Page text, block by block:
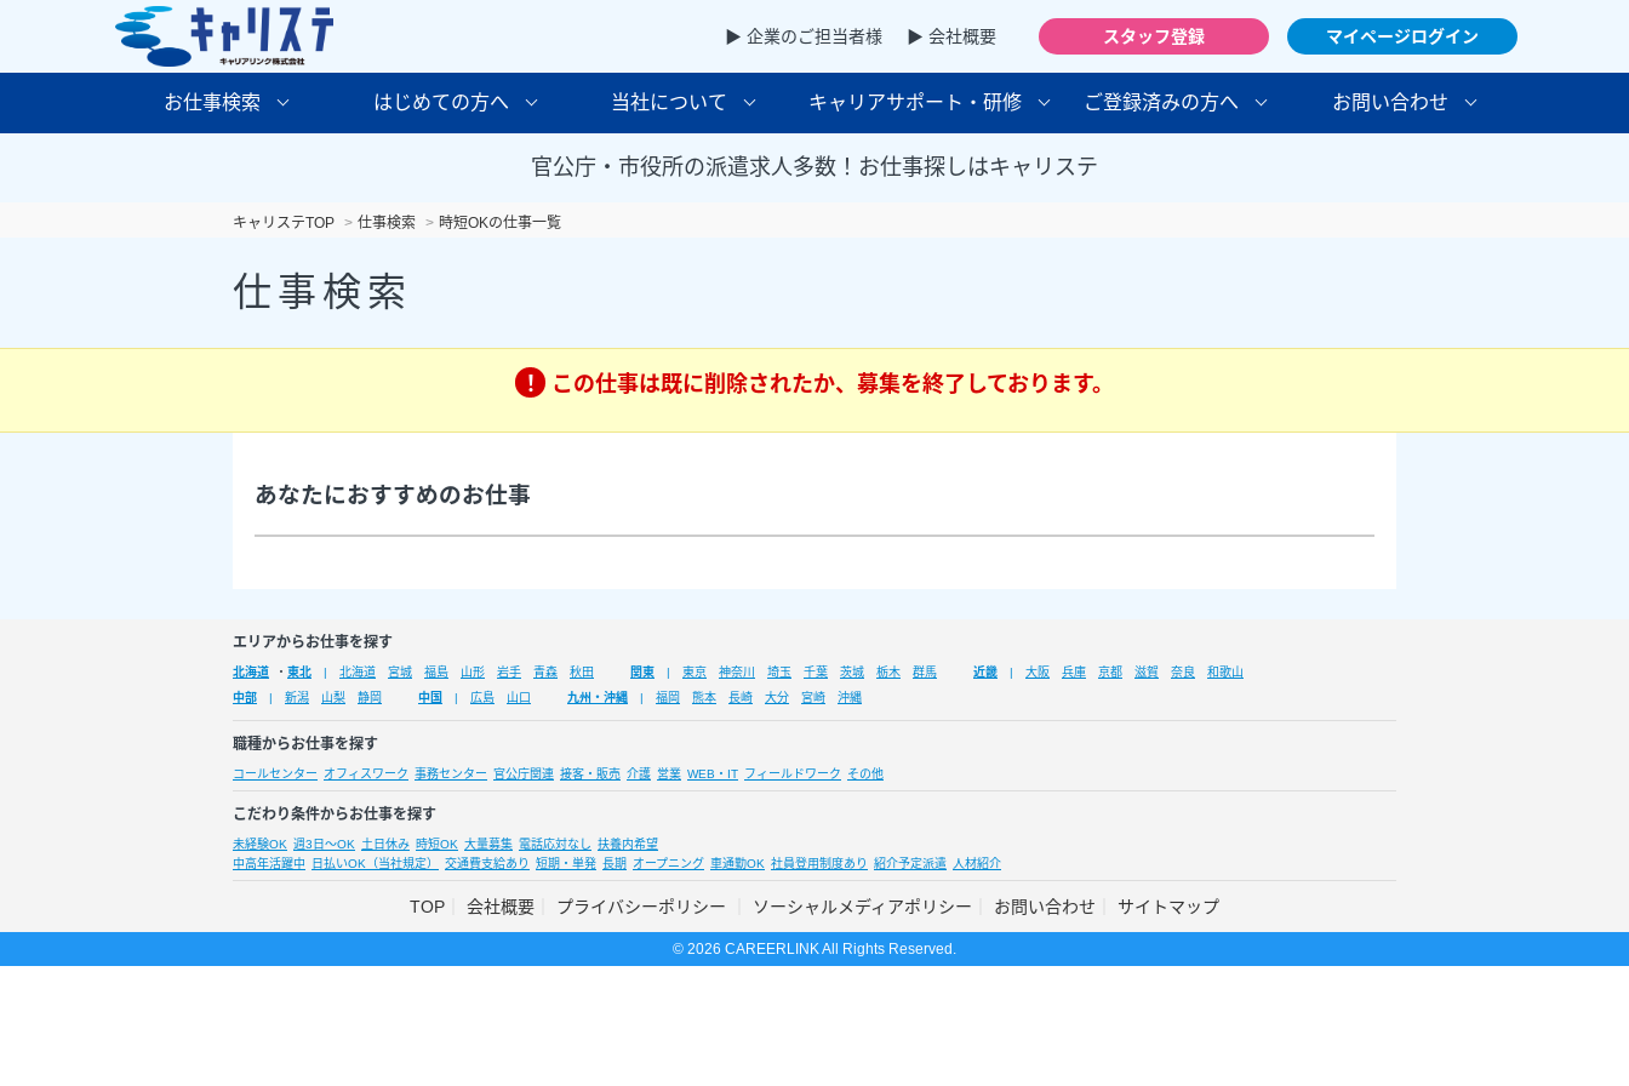
▶ 企業のご担当者様 ▶ 会社概要 スタッフ登録 マイページログイン
お仕事検索 はじめての方へ 当社について キャリアサポート・研修 ご登録済みの方へ お問い合わせ
官公庁・市役所の派遣求人多数！お仕事探しはキャリステ
キャリステTOP 仕事検索 時短OKの仕事一覧
仕事検索
この仕事は既に削除されたか、募集を終了しております。
あなたにおすすめのお仕事
エリアからお仕事を探す
北海道 ・ 東北 北海道 宮城 福島 山形 岩手 青森 秋田 関東 東京 神奈川 埼玉 千葉 茨城 栃木 群馬 近畿 大阪 兵庫 京都 滋賀 奈良
和歌山
中部
新潟 山梨 静岡 中国 広島 山口 九州・沖縄 福岡 熊本 長崎 大分 宮崎 沖縄
職種からお仕事を探す
コールセンター オフィスワーク 事務センター 官公庁関連 接客・販売 介護 営業 WEB・IT フィールドワーク その他
こだわり条件からお仕事を探す
未経験OK 週3日～OK 土日休み 時短OK 大量募集 電話応対なし 扶養内希望
中高年活躍中
日払いOK（当社規定） 交通費支給あり 短期・単発 長期 オープニング 車通勤OK 社員登用制度あり 紹介予定派遣 人材紹介
TOP 会社概要 プライバシーポリシー ソーシャルメディアポリシー お問い合わせ サイトマップ
© 2026 CAREERLINK All Rights Reserved.